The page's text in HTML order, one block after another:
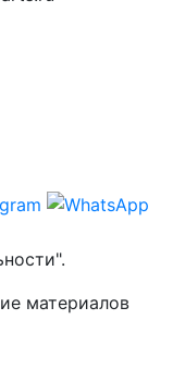
материалов